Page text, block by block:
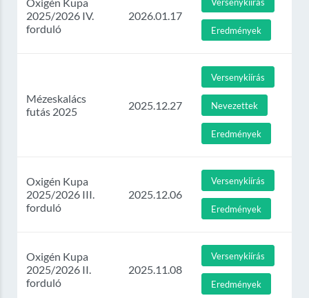
2025/2026 IV.
forduló
2026.01.17
Eredmények
Mézeskalács
futás 2025
2025.12.27
Versenykiírás
Nevezettek
Eredmények
Oxigén Kupa
2025/2026 III.
forduló
2025.12.06
Versenykiírás
Eredmények
Oxigén Kupa
2025/2026 II.
forduló
2025.11.08
Versenykiírás
Eredmények